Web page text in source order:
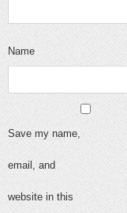
Name
Save my name,
email, and
website in this